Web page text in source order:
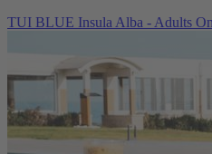
TUI BLUE Insula Alba - Adults